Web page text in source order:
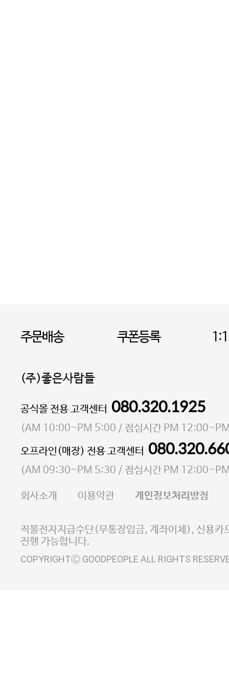
주문배송 쿠폰등록
(주)좋은사람들
대표 이성현,박영환| 개인정보관리책임자 김상현
소재지 서울특별시 마포구 마포대로4다길 41 마포
통신판매업 신고번호 2023-서울마포-3931호
사업자등록번호 105-81-58242
E-MAIL goodpeople@gpin.co.kr
사업자정보확인
이니시스 에스크로 서비
공식몰 전용 고객센터 080.320.1925
(AM 10:00~PM 5:00 / 점심시간 PM
오프라인(매장) 전용 고객센터
(AM 09:30~PM 5:30 / 점심시간 PM
회사소개 이용약관 개인정보처리방침
직불전자지급수단(무통장입금, 계좌이체), 신용카
진행 가능합니다.
COPYRIGHTⒸ GOODPEOPLE ALL RIGHTS